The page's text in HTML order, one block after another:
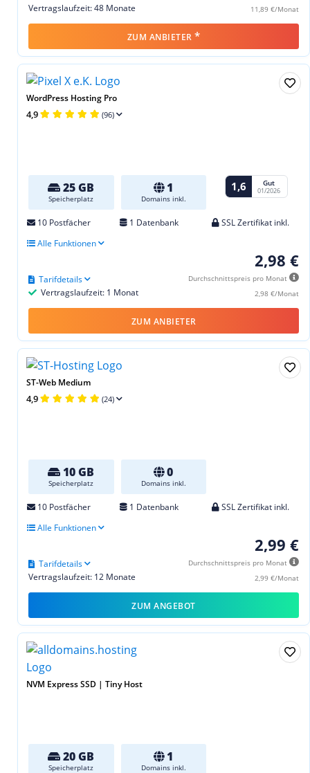
11,89 €/Monat
Vertragslaufzeit: 48 Monate
ZUM ANBIETER *
WordPress Hosting Pro
4,9 (96)
25 GB
Speicherplatz
1
Domains inkl.
1,6 Gut
01/2026
10 Postfächer 1 Datenbank
SSL Zertifikat inkl.
Alle Funktionen
2,98 €
Durchschnittspreis pro Monat
2,98 €/Monat
Vertragslaufzeit: 1 Monat
Tarifdetails
ZUM ANBIETER
ST-Web Medium
4,9 (24)
10 GB
Speicherplatz
0
Domains inkl.
10 Postfächer 1 Datenbank
SSL Zertifikat inkl.
Alle Funktionen
2,99 €
Durchschnittspreis pro Monat
2,99 €/Monat
Vertragslaufzeit: 12 Monate
Tarifdetails
ZUM ANGEBOT
NVM Express SSD | Tiny Host
20 GB
Speicherplatz
1
Domains inkl.